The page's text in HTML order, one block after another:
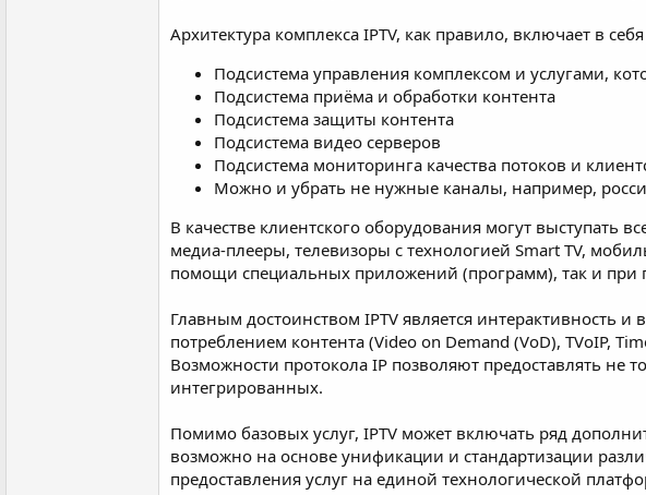
Архитектура комплекса IPTV, как правило, включает в
Подсистема управления комплексом и услугами,
Подсистема приёма и обработки контента
Подсистема защиты контента
Подсистема видео серверов
Подсистема мониторинга качества потоков и
Можно и убрать не нужные каналы, например,
В качестве клиентского оборудования могут
медиа-плееры, телевизоры с технологией Smart TV,
помощи специальных приложений (программ), так и при
Главным достоинством IPTV является интерактивность
потреблением контента (Video on Demand (VoD), TVoIP,
Возможности протокола IP позволяют предоставлять не
интегрированных.
Помимо базовых услуг, IPTV может включать ряд
возможно на основе унификации и стандартизации
предоставления услуг на единой технологической